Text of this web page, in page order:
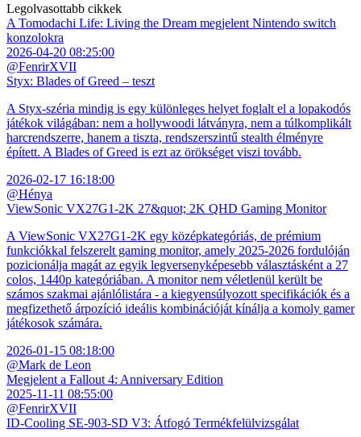
Legolvasottabb cikkek
A Tomodachi Life: Living the Dream megjelent Nintendo switch
konzolokra
2026-04-20 08:25:00
@FenrirXVII
Styx: Blades of Greed – teszt
A Styx-széria mindig is egy különleges helyet foglalt el a lopakodós
játékok világában: nem a hollywoodi látványra, nem a túlkomplikált
harcrendszerre, hanem a tiszta, rendszerszintű stealth élményre
épített. A Blades of Greed is ezt az örökséget viszi tovább.
2026-02-17 16:18:00
@Hénya
ViewSonic VX27G1-2K 27&quot; 2K QHD Gaming Monitor
A ViewSonic VX27G1-2K egy középkategóriás, de prémium
funkciókkal felszerelt gaming monitor, amely 2025-2026 fordulóján
pozicionálja magát az egyik legversenyképesebb választásként a 27
colos, 1440p kategóriában. A monitor nem véletlenül került be
számos szakmai ajánlólistára - a kiegyensúlyozott specifikációk és a
megfizethető árpozíció ideális kombinációját kínálja a komoly gamer
játékosok számára.
2026-01-15 08:18:00
@Mark de Leon
Megjelent a Fallout 4: Anniversary Edition
2025-11-11 08:55:00
@FenrirXVII
ID-Cooling SE-903-SD V3: Átfogó Termékfelülvizsgálat